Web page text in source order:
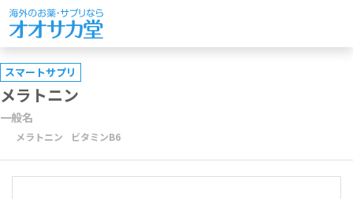
スマートサプリ
メラトニン
一般名
メラトニン ビタミンB6